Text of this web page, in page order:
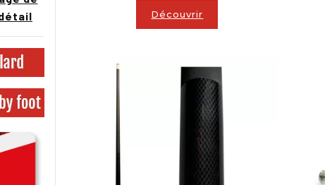
Découvrir